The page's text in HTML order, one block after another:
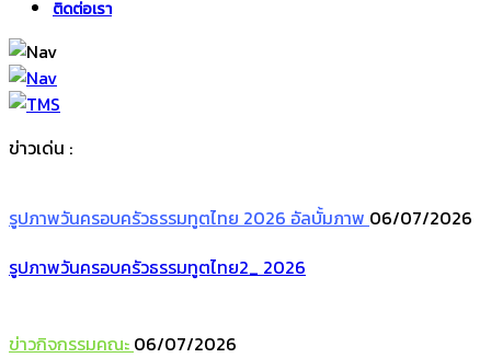
ติดต่อเรา
ข่าวเด่น :
รูปภาพวันครอบครัวธรรมทูตไทย 2026 อัลบั้มภาพ 06/07/2026
รูปภาพวันครอบครัวธรรมทูตไทย2_ 2026
ข่าวกิจกรรมคณะ 06/07/2026